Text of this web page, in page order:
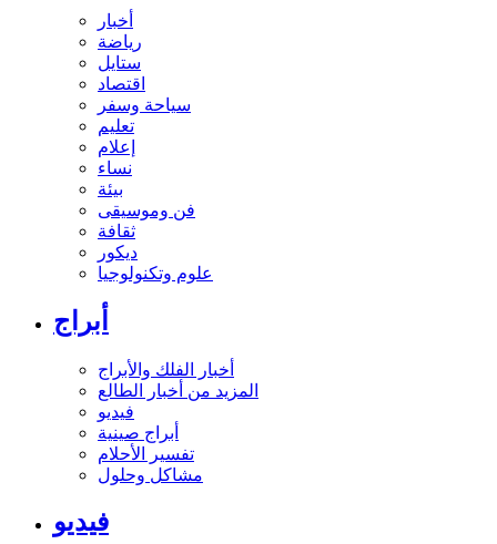
أخبار
رياضة
ستايل
اقتصاد
سياحة وسفر
تعليم
إعلام
نساء
بيئة
فن وموسيقى
ثقافة
ديكور
علوم وتكنولوجيا
أبراج
أخبار الفلك والأبراج
المزيد من أخبار الطالع
فيديو
أبراج صينية
تفسير الأحلام
مشاكل وحلول
فيديو